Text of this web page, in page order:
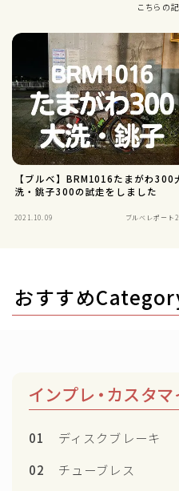
こちらの
【ブルべ】BRM1016たまがわ300
洗・銚子300の試走をしました
2021.10.09 ブルべレポート
おすすめ
インプレ・カスタ
01
ディスクブレーキ
02
チューブレス